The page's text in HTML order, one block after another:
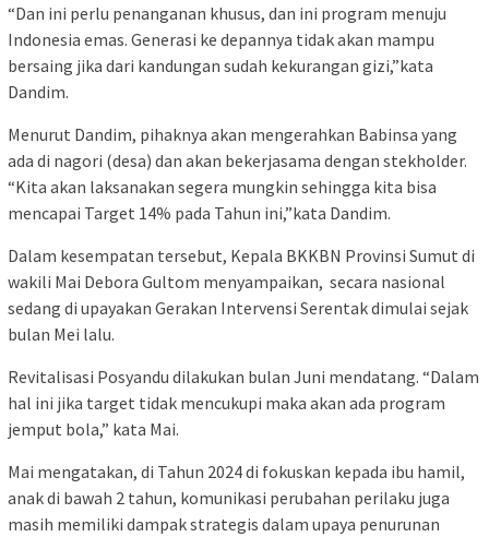
“Dan ini perlu penanganan khusus, dan ini program menuju
Indonesia emas. Generasi ke depannya tidak akan mampu
bersaing jika dari kandungan sudah kekurangan gizi,”kata
Dandim.
Menurut Dandim, pihaknya akan mengerahkan Babinsa yang
ada di nagori (desa) dan akan bekerjasama dengan stekholder.
“Kita akan laksanakan segera mungkin sehingga kita bisa
mencapai Target 14% pada Tahun ini,”kata Dandim.
Dalam kesempatan tersebut, Kepala BKKBN Provinsi Sumut di
wakili Mai Debora Gultom menyampaikan, secara nasional
sedang di upayakan Gerakan Intervensi Serentak dimulai sejak
bulan Mei lalu.
Revitalisasi Posyandu dilakukan bulan Juni mendatang. “Dalam
hal ini jika target tidak mencukupi maka akan ada program
jemput bola,” kata Mai.
Mai mengatakan, di Tahun 2024 di fokuskan kepada ibu hamil,
anak di bawah 2 tahun, komunikasi perubahan perilaku juga
masih memiliki dampak strategis dalam upaya penurunan